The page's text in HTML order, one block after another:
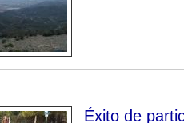
Éxito de